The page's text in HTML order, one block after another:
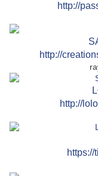
http://
http://
http://